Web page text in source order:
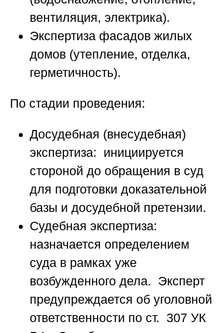
вентиляция, электрика).
Экспертиза фасадов жилых
домов (утепление, отделка,
герметичность).
По стадии проведения:
Досудебная (внесудебная)
экспертиза: инициируется
стороной до обращения в суд
для подготовки доказательной
базы и досудебной претензии.
Судебная экспертиза:
назначается определением
суда в рамках уже
возбужденного дела. Эксперт
предупреждается об уголовной
ответственности по ст. 307 УК